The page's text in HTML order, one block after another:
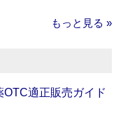
もっと見る »
OTC適正販売ガイド